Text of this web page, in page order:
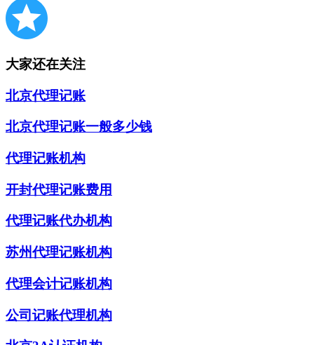
大家还在关注
北京代理记账
北京代理记账一般多少钱
代理记账机构
开封代理记账费用
代理记账代办机构
苏州代理记账机构
代理会计记账机构
公司记账代理机构